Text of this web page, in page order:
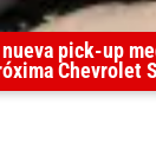
pick-up
Chevrolet